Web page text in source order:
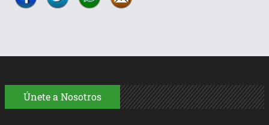
Únete a Nosotros